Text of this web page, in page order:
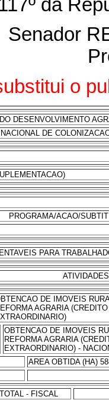
da
Senador
o
DESENVOLVIMENTO
DE
PROGRAMA/ACAO/
PARA
ATIVIDADES
DE IMOVEIS
AGRARIA (CREDITO
OBTENCAO DE IMOVEIS
REFORMA AGRARIA
EXTRAORDINARIO) -
AREA OBTIDA (HA)
TOTAL - FISCAL